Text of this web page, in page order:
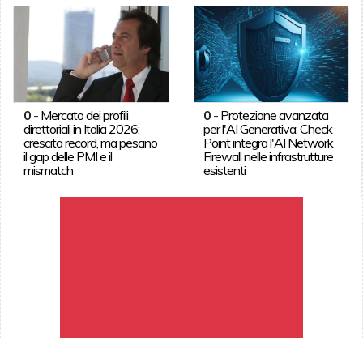
0- Mercato dei profili
direttoriali in Italia 2026:
crescita record, ma pesano
il gap delle PMI e il
mismatch
0 - Protezione avanzata
per l'AI Generativa: Check
Point integra l'AI Network
Firewall nelle infrastrutture
esistenti